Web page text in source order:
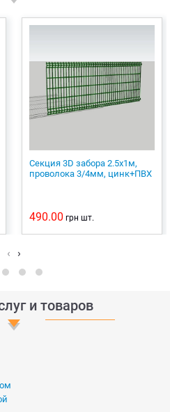
Секция 3D забора 2.5х1м,
проволока 3/4мм, цинк+ПВХ
490.00 грн шт.
‹ ›
и товаров